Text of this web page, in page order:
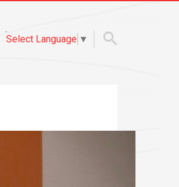
.
Select Language ▼